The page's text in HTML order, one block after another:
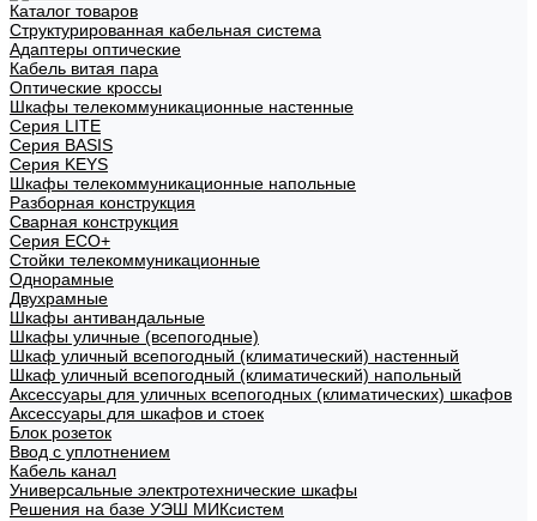
Каталог товаров
Структурированная кабельная система
Адаптеры оптические
Кабель витая пара
Оптические кроссы
Шкафы телекоммуникационные настенные
Cерия LITE
Cерия BASIS
Cерия KEYS
Шкафы телекоммуникационные напольные
Разборная конструкция
Сварная конструкция
Серия ECO+
Стойки телекоммуникационные
Однорамные
Двухрамные
Шкафы антивандальные
Шкафы уличные (всепогодные)
Шкаф уличный всепогодный (климатический) настенный
Шкаф уличный всепогодный (климатический) напольный
Аксессуары для уличных всепогодных (климатических) шкафов
Аксессуары для шкафов и стоек
Блок розеток
Ввод с уплотнением
Кабель канал
Универсальные электротехнические шкафы
Решения на базе УЭШ МИКсистем